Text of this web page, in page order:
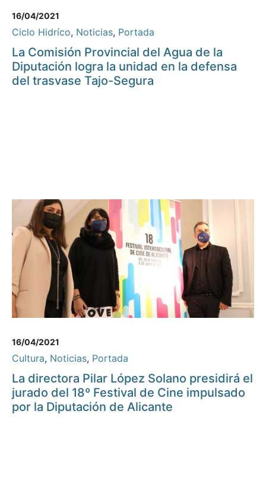
16/04/2021
Ciclo Hidríco, Noticias, Portada
La Comisión Provincial del Agua de la
Diputación logra la unidad en la defensa
del trasvase Tajo-Segura
16/04/2021
Cultura, Noticias, Portada
La directora Pilar López Solano presidirá el
jurado del 18º Festival de Cine impulsado
por la Diputación de Alicante